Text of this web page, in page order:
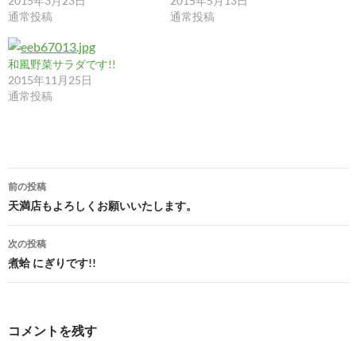
通常投稿
通常投稿
和風野菜サラダです!!
2015年11月25日
通常投稿
投
稿
ナ
ビ
ゲ
前の投稿
天満店もよろしくお願いいたします。
次の投稿
煮蛤 にぎりです!!
コメントを残す